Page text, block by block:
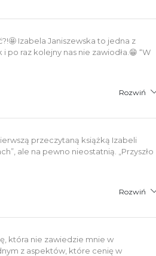
Izabela Janiszewska to jedna z
po raz kolejny nas nie zawiodła.😁 “W
Rozwiń
przeczytaną książką Izabeli
ale na pewno nieostatnią. „Przyszło
Rozwiń
która nie zawiedzie mnie w
z aspektów, które cenię w